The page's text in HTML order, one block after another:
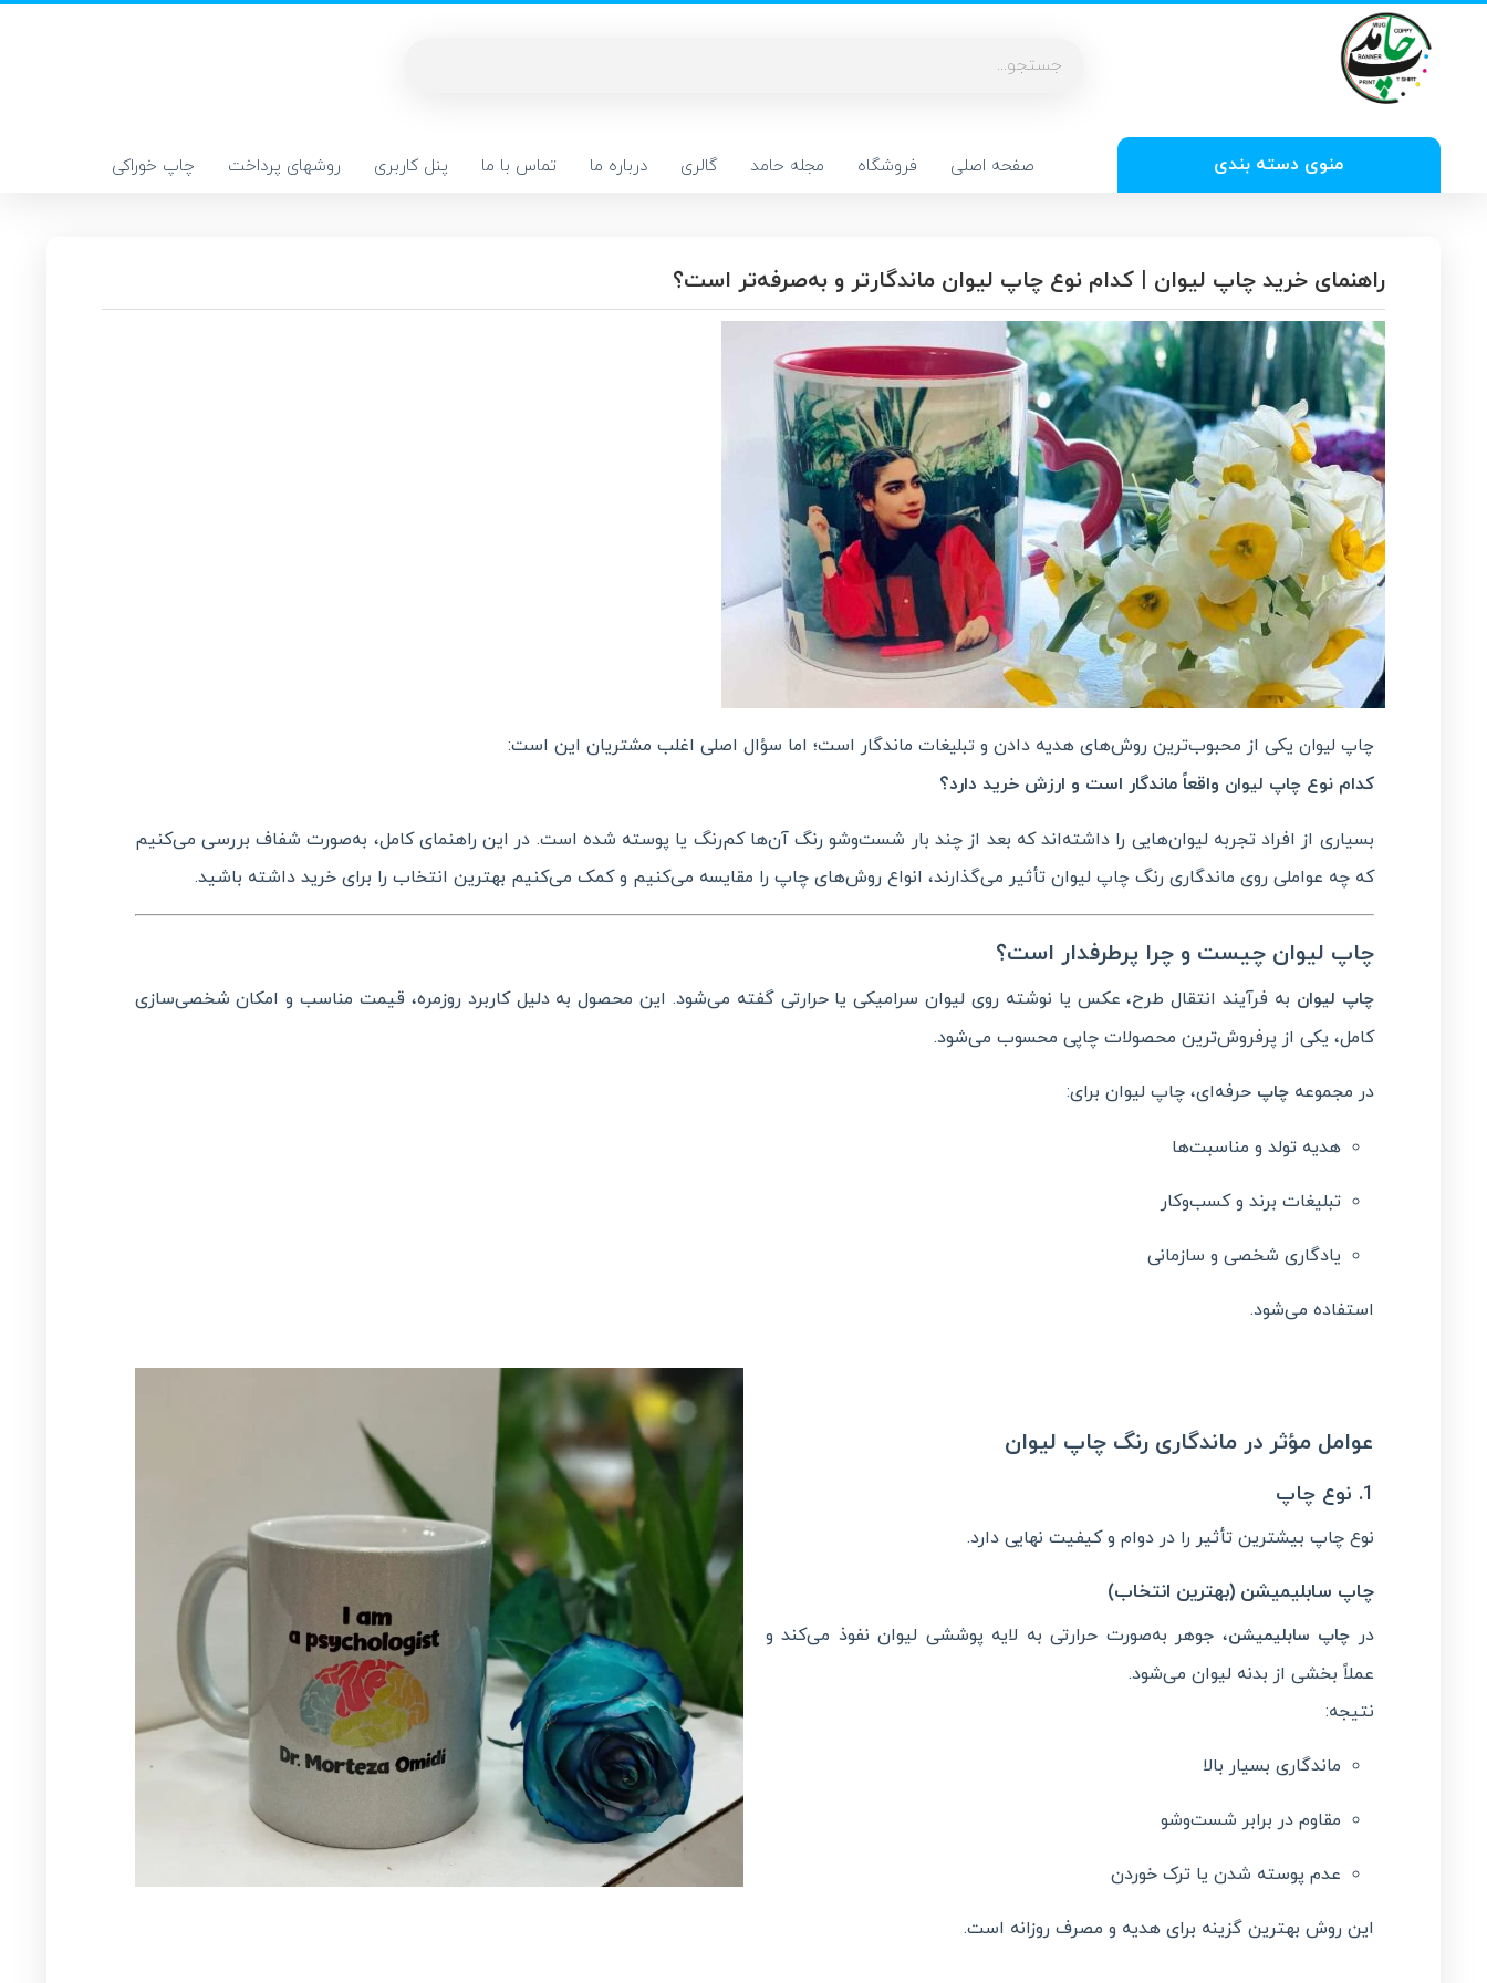
منوی دسته بندی صفحه اصلی فروشگاه مجله حامد گالری درباره ما تماس با ما پنل کاربری روشهای پرداخت چاپ خوراکی
راهنمای خرید چاپ لیوان | کدام نوع چاپ لیوان ماندگارتر و به‌صرفه‌تر است؟
چاپ لیوان یکی از محبوب‌ترین روش‌های هدیه دادن وتبلیغات ماندگار است؛ اما سؤال اصلی اغلب مشتریان این است:
کدام نوعچاپ لیوان واقعاً ماندگار است و ارزش خرید دارد؟
بسیاری از افراد تجربه لیوان‌هایی را داشته‌اند که بعد از چند بار شست‌وشو رنگ آن‌ها کم‌رنگ یا پوسته شده است. در این راهنمای کامل، به‌صورت شفاف بررسی می‌کنیم
که چه عواملی روی ماندگاری رنگ چاپ لیوان تأثیر می‌گذارند، انواع روش‌های چاپ را مقایسه می‌کنیم و کمک می‌کنیم بهترین انتخاب را برای خرید داشته باشید.
چاپ لیوان چیست و چرا پرطرفدار است؟
چاپ لیوان به فرآیند انتقال طرح، عکس یا نوشته روی لیوان سرامیکی یا حرارتی گفته می‌شود. این محصول به دلیل کاربرد روزمره، قیمت مناسب و امکان شخصی‌سازی
کامل، یکی از پرفروش‌ترین محصولات چاپی محسوب می‌شود.
در مجموعهچاپ حرفه‌ای، چاپ لیوان برای:
هدیه تولد و مناسبت‌ها
تبلیغات برند و کسب‌وکار
یادگاری شخصی و سازمانی
استفاده می‌شود.
عوامل مؤثر در ماندگاری رنگ چاپ لیوان
1. نوع چاپ
نوع چاپ بیشترین تأثیر را در دوام و کیفیت نهایی دارد.
چاپ سابلیمیشن (بهترین انتخاب)
در چاپ سابلیمیشن، جوهر به‌صورت حرارتی به لایه پوششی لیوان نفوذ می‌کند و
عملاً بخشی از بدنه لیوان می‌شود.
نتیجه:
ماندگاری بسیار بالا
مقاوم در برابر شست‌وشو
عدم پوسته شدن یا ترک خوردن
این روش بهترین گزینه برای هدیه و مصرف روزانه است.